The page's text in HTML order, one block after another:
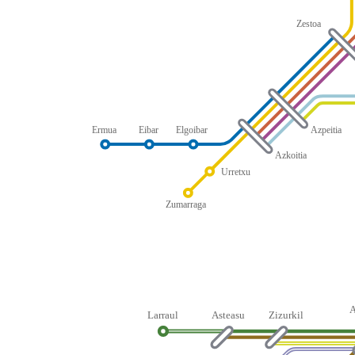
Urretxu
Zumarraga
Ermua Eibar Elgoibar
Zestoa
Azpeitia
Azkoitia
Larraul Zizurkil
Asteasu